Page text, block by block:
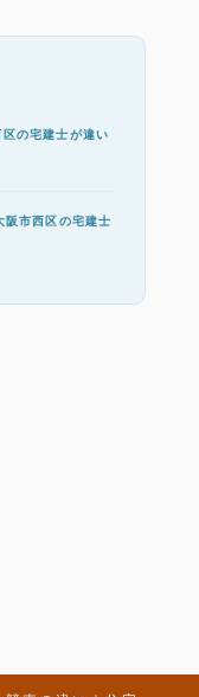
の宅建士が違い
市西区の宅建士